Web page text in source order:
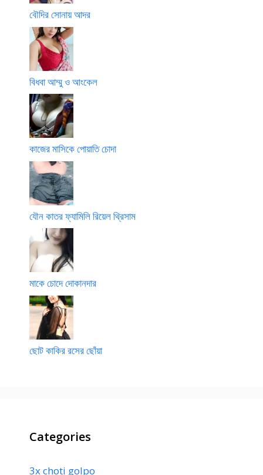
বৌদির সোনায় আদর
বিধবা আম্মু ও আংকেল
কাজের মাসিকে পোয়াতি চোদা
যৌন কাতর ফ্যামিলি রিয়েল থ্রিসাম
মাকে চোদে দোকানদার
ছোট কাকির রসের ছোঁয়া
Categories
3x choti golpo